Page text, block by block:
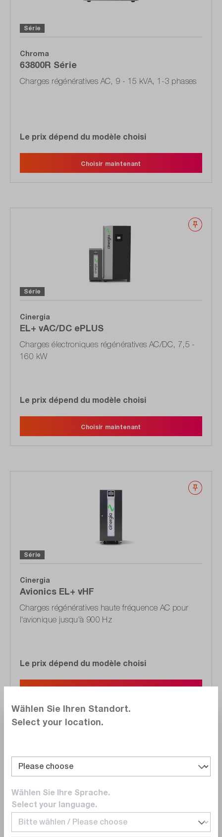
Série
Chroma
63800R Série
Charges régénératives AC, 9 - 15 kVA, 1-3 phases
Le prix dépend du modèle choisi
Choisir maintenant
Noter
Série
Cinergia
EL+ vAC/DC ePLUS
Charges électroniques régénératives AC/DC, 7,5 -
160 kW
Le prix dépend du modèle choisi
Choisir maintenant
Noter
Série
Cinergia
Avionics EL+ vHF
Charges régénératives haute fréquence AC pour
l'avionique jusqu'à 900 Hz
Le prix dépend du modèle choisi
Série
Wählen Sie Ihren Standort.
Select your location.
Wählen Sie Ihre Sprache.
Select your language.